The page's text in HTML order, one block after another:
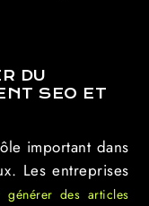
DU
SEO ET
important dans
Les entreprises
des articles